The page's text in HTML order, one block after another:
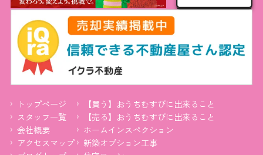
トップページ
【買う】おうちむすびに出来ること
スタッフ一覧
【売る】おうちむすびに出来ること
会社概要
ホームインスペクション
アクセスマップ
新築オプション工事